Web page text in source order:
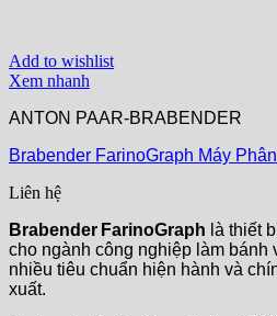
Add to wishlist
Xem nhanh
ANTON PAAR-BRABENDER
Brabender FarinoGraph Máy
Liên hệ
Brabender FarinoGraph là thiết
cho ngành công nghiệp làm bánh
nhiều tiêu chuẩn hiện hành và
xuất.